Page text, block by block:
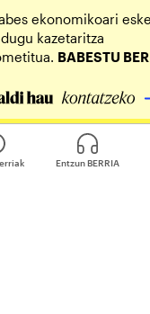
Entzun BERRIA
ekonomikoari
kazetaritza
BABESTU
Egin zure ekarpena